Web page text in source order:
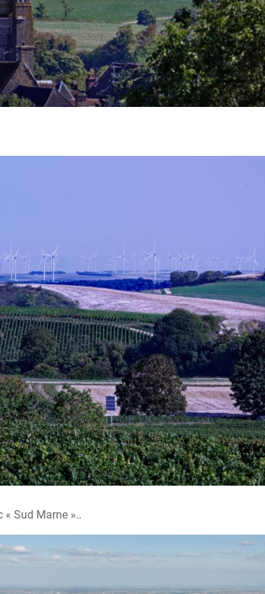
« Sud Marne »..